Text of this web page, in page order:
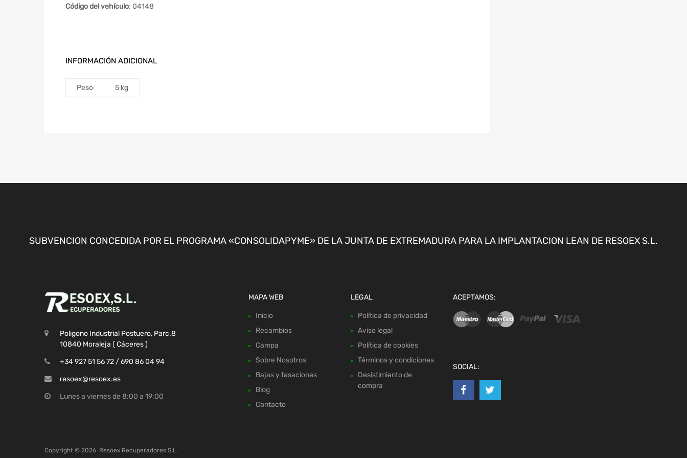
Código del vehículo: 04148
INFORMACIÓN ADICIONAL
Peso 5 kg
SUBVENCION CONCEDIDA POR EL PROGRAMA «CONSOLIDAPYME» DE LA JUNTA DE EXTREMADURA PARA LA IMPLANTACION LEAN DE RESOEX S.L.
Poligono Industrial Postuero, Parc.8
10840 Moraleja ( Cáceres )
+34 927 51 56 72 / 690 86 04 94
resoex@resoex.es
Lunes a viernes de 8:00 a 19:00
MAPA WEB
Inicio
Recambios
Campa
Sobre Nosotros
Bajas y tasaciones
Blog
Contacto
LEGAL
Política de privacidad
Aviso legal
Política de cookies
Términos y condiciones
Desistimiento de
compra
ACEPTAMOS:
SOCIAL:
Copyright © 2026 Resoex Recuperadores S.L.